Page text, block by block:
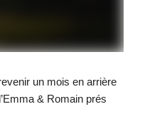
un mois en arrière
& Romain prés